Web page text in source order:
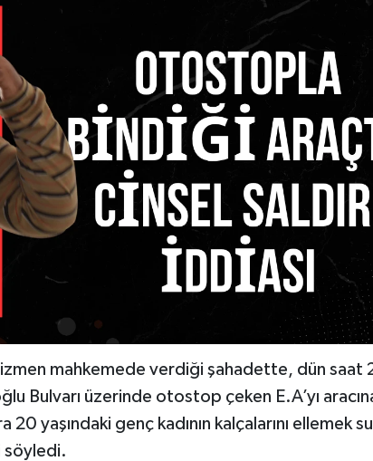
mahkemede verdiği şahadette, dün saat
Bulvarı üzerinde otostop çeken E.A’yı
20 yaşındaki genç kadının kalçalarını ellemek
söyledi.